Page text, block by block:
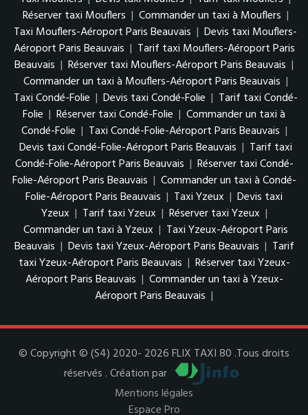
Réserver taxi Mouflers | Commander un taxi à Mouflers |
Taxi Mouflers-Aéroport Paris Beauvais | Devis taxi Mouflers-
Aéroport Paris Beauvais | Tarif taxi Mouflers-Aéroport Paris
Beauvais | Réserver taxi Mouflers-Aéroport Paris Beauvais |
Commander un taxi à Mouflers-Aéroport Paris Beauvais |
Taxi Condé-Folie | Devis taxi Condé-Folie | Tarif taxi Condé-
Folie | Réserver taxi Condé-Folie | Commander un taxi à
Condé-Folie | Taxi Condé-Folie-Aéroport Paris Beauvais |
Devis taxi Condé-Folie-Aéroport Paris Beauvais | Tarif taxi
Condé-Folie-Aéroport Paris Beauvais | Réserver taxi Condé-
Folie-Aéroport Paris Beauvais | Commander un taxi à Condé-
Folie-Aéroport Paris Beauvais | Taxi Yzeux | Devis taxi
Yzeux | Tarif taxi Yzeux | Réserver taxi Yzeux |
Commander un taxi à Yzeux | Taxi Yzeux-Aéroport Paris
Beauvais | Devis taxi Yzeux-Aéroport Paris Beauvais | Tarif
taxi Yzeux-Aéroport Paris Beauvais | Réserver taxi Yzeux-
Aéroport Paris Beauvais | Commander un taxi à Yzeux-
Aéroport Paris Beauvais |
© Copyright © (S4) 2020- 2026 FLIX TAXI 80 .Tous droits
réservés . Création par
Mentions légales
Espace Pro